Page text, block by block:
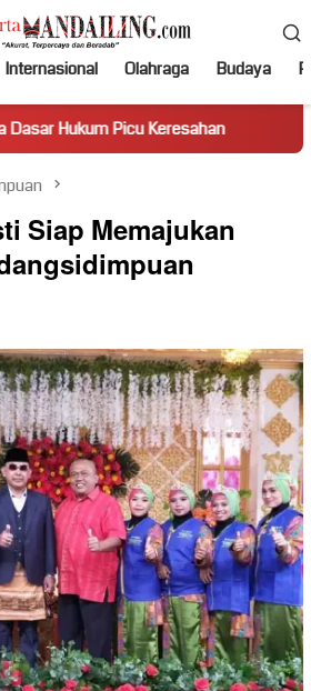
Internasional Olahraga Budaya
Keresahan Truk Miring Hambat
Siap Memajukan